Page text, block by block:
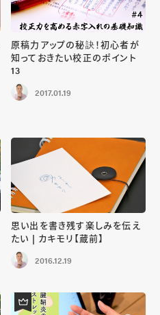
原稿力アップの秘訣！初心者が
知っておきたい校正のポイント
13
2017.01.19
思い出を書き残す楽しみを伝え
たい | カキモリ【蔵前】
2016.12.19